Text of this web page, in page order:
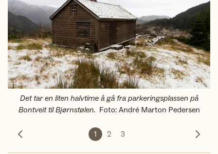
Det tar en liten halvtime å gå fra parkeringsplassen på
Bontveit til Bjørnstølen. Foto: André Marton Pedersen
Forrige bilde
1 2 3